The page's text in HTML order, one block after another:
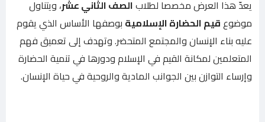
يعدّ هذا العرض مخصصا لطلابالصف الثاني عشر، ويتناول
موضوعقيم الحضارة الإسلامية بوصفها الأساس الذي يقوم
عليه بناء الإنسان والمجتمع المتحضر. وتهدف إلى تعميق فهم
المتعلمين لمكانة القيم في الإسلام ودورها في تنمية الحضارة
وإرساء التوازن بين الجوانب المادية والروحية في حياة الإنسان.